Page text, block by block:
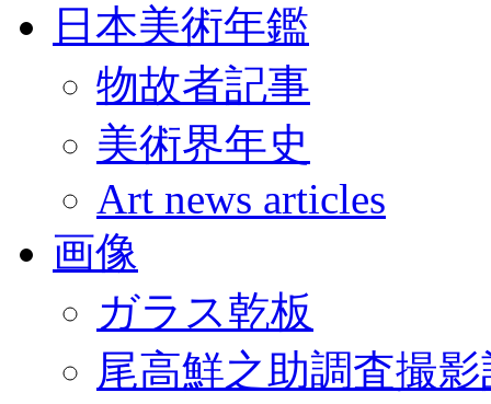
日本美術年鑑
物故者記事
美術界年史
Art news articles
画像
ガラス乾板
尾高鮮之助調査撮